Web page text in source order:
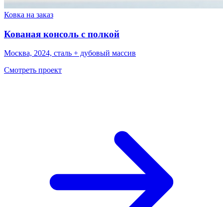
Ковка на заказ
Кованая консоль с полкой
Москва, 2024, сталь + дубовый массив
Смотреть проект